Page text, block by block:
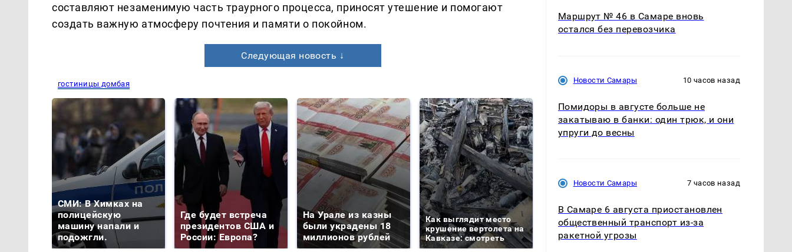
составляют незаменимую часть траурного процесса, приносят утешение и помогают
создать важную атмосферу почтения и памяти о покойном.
Следующая новость ↓
гостиницы домбая
СМИ: В Химках на
полицейскую
машину напали и
подожгли.
Где будет встреча
президентов США и
России: Европа?
На Урале из казны
были украдены 18
миллионов рублей
Как выглядит место
крушение вертолета на
Кавказе: смотреть
Такую зиму в России
никто не ждал: как
так?!
Не ешьте эту
готовую еду из
Маршрут № 46 в Самаре вновь
остался без перевозчика
Новости Самары 10 часов назад
Помидоры в августе больше не
закатываю в банки: один трюк, и они
упруги до весны
Новости Самары 7 часов назад
В Самаре 6 августа приостановлен
общественный транспорт из-за
ракетной угрозы